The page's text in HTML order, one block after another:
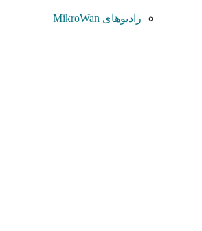
رادیوهای MikroWan